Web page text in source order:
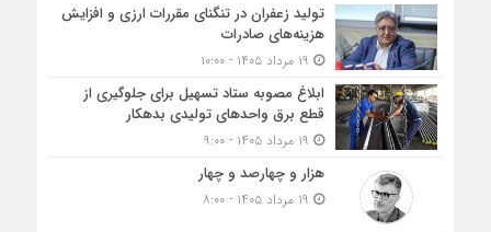
تولید زعفران در تنگنای مقررات ارزی و افزایش
هزینه‌های صادرات
ابلاغ مصوبه ستاد تسهیل برای جلوگیری از
قطع برق واحدهای تولیدی بدهکار
هزار و چهارصد و چهار